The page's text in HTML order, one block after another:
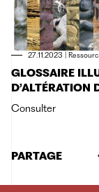
27.11.2023 |
GLOSSAIRE
D’ALTÉRATION
Consulter
PARTAGE